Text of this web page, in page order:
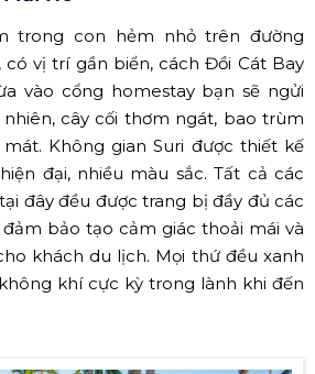
trong con hẻm nhỏ trên đường
có vị trí gần biển, cách Đồi Cát Bay
vào cổng homestay bạn sẽ ngửi
cây cối thơm ngát, bao trùm
Không gian Suri được thiết kế
đại, nhiều màu sắc. Tất cả các
đây đều được trang bị đầy đủ các
bảo tạo cảm giác thoải mái và
khách du lịch. Mọi thứ đều xanh
khí cực kỳ trong lành khi đến